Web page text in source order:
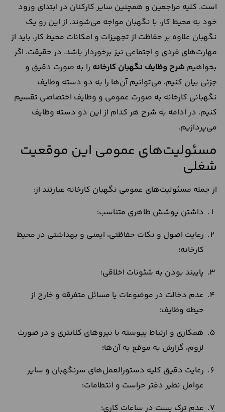
است. کلیه مراجعین و همچنین سایر کارکنان در ابتدای ورود
خود به محیط کار، با نگهبان مواجه می‌شوند. از این رو یک
نگهبان علاوه بر حفاظت از تجهیزات و امکانات محیط کار، باید از
مهارت‌های فردی و اجتماعی نیز برخوردار باشد. در حقیقت، اگر
بخواهیم شرح وظایف نگهبان کارخانه را به صورت دقیق و
جزئی بیان کنیم، می‌توانیم آن‌ها را به دو دسته وظایف
نگهبانی کارخانه به صورت عمومی و وظایف اختصاصی تقسیم
کنیم. در ادامه به شرح هر کدام از این دو دسته وظایف
می‌پردازیم.
مسئولیت‌های عمومی این موقعیت
شغلی
از جمله مسئولیت‌های عمومی نگهبان کارخانه عبارتند از:
داشتن پوشش ظاهری متناسب؛
رعایت اصول و نکات حفاظتی، ایمنی و بهداشتی در محیط
کارخانه؛
پایبند بودن به شئونات اخلاقی؛
عدم دخالت در موضوعات یا مسائل متفرقه و خارج از
حیطه وظایف؛
همکاری و ارتباط پیوسته با نیروهای کلانتری و در صورت
لزوم، گزارش به موقع به آن‌ها؛
رعایت دقیق کلیه دستورالعمل‌های سرنگهبان و سایر
عوامل نظیر دفتر حراست و انتظامات؛
عدم ترک پست در ساعات کاری؛